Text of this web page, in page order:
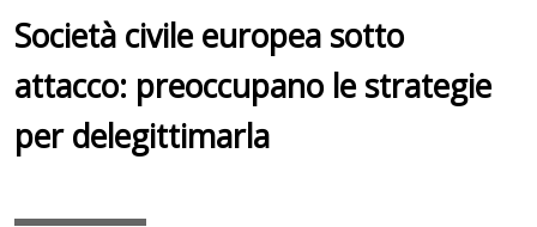
Società civile europea sotto
attacco: preoccupano le strategie
per delegittimarla